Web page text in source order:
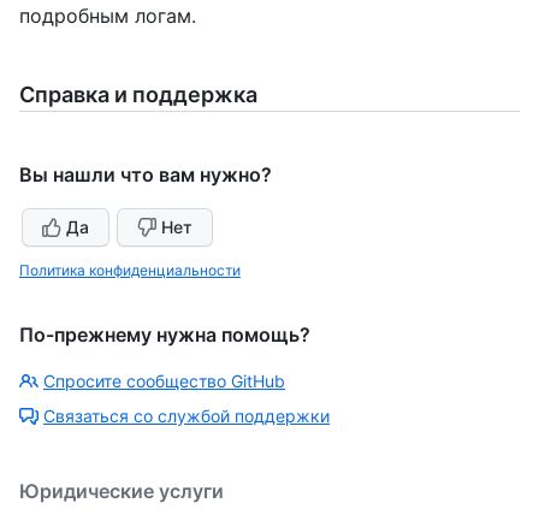
подробным логам.
Справка и поддержка
Вы нашли что вам нужно?
Да Нет
Политика конфиденциальности
По-прежнему нужна помощь?
Спросите сообщество GitHub
Связаться со службой поддержки
Юридические услуги